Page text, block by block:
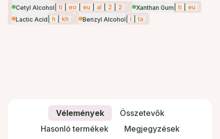
Cetyl Alcohol
ti eo eu al 2 2 Xanthan Gum ti
eu
Lactic Acid
h kh Benzyl Alcohol i ta
Vélemények
Összetevők
Hasonló termékek
Megjegyzések